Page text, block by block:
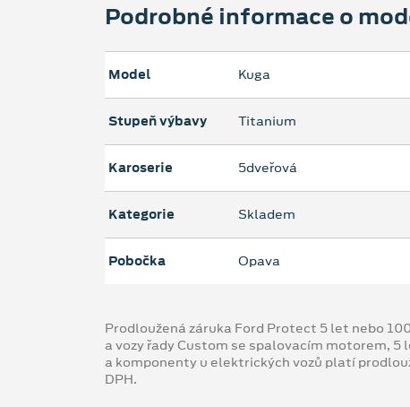
Podrobné informace o
Model Kuga
Stupeň výbavy Titanium
Karoserie 5dveřová
Kategorie Skladem
Pobočka Opava
Prodloužená záruka Ford Protect 5 let nebo
a vozy řady Custom se spalovacím motorem, 5
a komponenty u elektrických vozů platí
DPH.